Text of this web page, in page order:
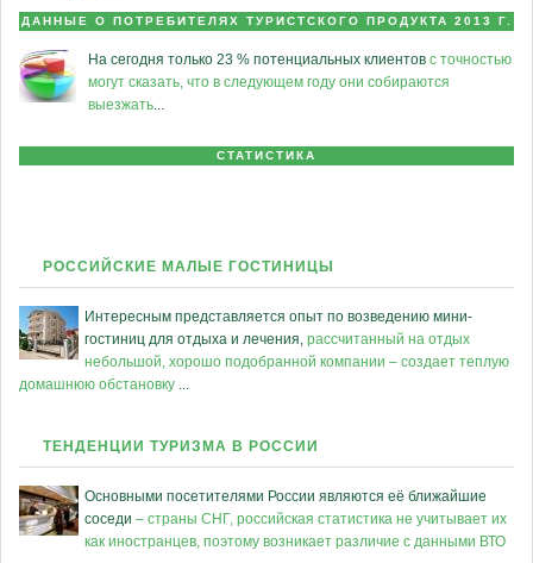
ДАННЫЕ О ПОТРЕБИТЕЛЯХ ТУРИСТСКОГО ПРОДУКТА 2013 Г.
На сегодня только 23 % потенциальных клиентов с точностью
могут сказать, что в следующем году они собираются
выезжать...
СТАТИСТИКА
РОССИЙСКИЕ МАЛЫЕ ГОСТИНИЦЫ
Интересным представляется опыт по возведению мини-
гостиниц для отдыха и лечения, рассчитанный на отдых
небольшой, хорошо подобранной компании – создает теплую
домашнюю обстановку ...
ТЕНДЕНЦИИ ТУРИЗМА В РОССИИ
Основными посетителями России являются её ближайшие
соседи – страны СНГ, российская статистика не учитывает их
как иностранцев, поэтому возникает различие с данными ВТО